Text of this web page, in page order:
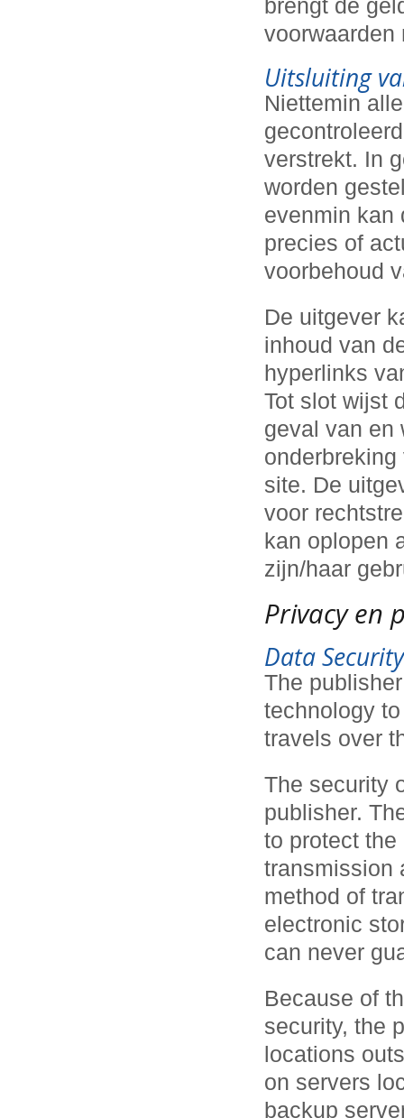
brengt de
voorwaarden
Uitsluiting
Niettemin
verstrekt. In
worden
evenmin kan
precies of
voorbehoud
De uitgever
inhoud van
hyperlinks
Tot slot wijst
geval van en
site. De
voor
kan oplopen
zijn/haar
Privacy en
Data Security
The
technology
travels over
The security
publisher.
to protect
transmission
method of
electronic
can never
Because of
security, the
locations
on servers
backup